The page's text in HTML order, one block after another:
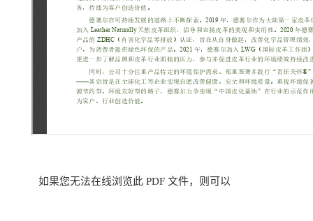
如果您无法在线浏览此 PDF 文件，则可以